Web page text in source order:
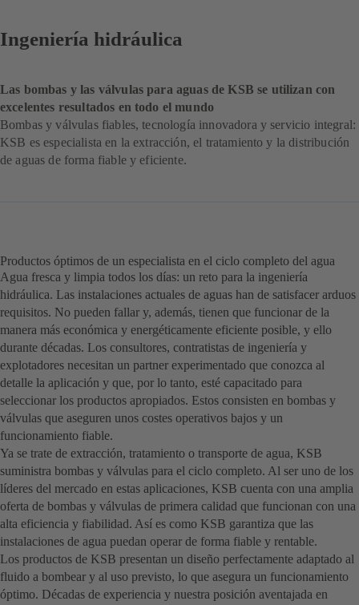
Ingeniería hidráulica
Las bombas y las válvulas para aguas de KSB se utilizan con
excelentes resultados en todo el mundo
Bombas y válvulas fiables, tecnología innovadora y servicio integral:
KSB es especialista en la extracción, el tratamiento y la distribución
de aguas de forma fiable y eficiente.
Productos óptimos de un especialista en el ciclo completo del agua
Agua fresca y limpia todos los días: un reto para la ingeniería
hidráulica. Las instalaciones actuales de aguas han de satisfacer arduos
requisitos. No pueden fallar y, además, tienen que funcionar de la
manera más económica y energéticamente eficiente posible, y ello
durante décadas. Los consultores, contratistas de ingeniería y
explotadores necesitan un partner experimentado que conozca al
detalle la aplicación y que, por lo tanto, esté capacitado para
seleccionar los productos apropiados. Estos consisten en bombas y
válvulas que aseguren unos costes operativos bajos y un
funcionamiento fiable.
Ya se trate de extracción, tratamiento o transporte de agua, KSB
suministra bombas y válvulas para el ciclo completo. Al ser uno de los
líderes del mercado en estas aplicaciones, KSB cuenta con una amplia
oferta de bombas y válvulas de primera calidad que funcionan con una
alta eficiencia y fiabilidad. Así es como KSB garantiza que las
instalaciones de agua puedan operar de forma fiable y rentable.
Los productos de KSB presentan un diseño perfectamente adaptado al
fluido a bombear y al uso previsto, lo que asegura un funcionamiento
óptimo. Décadas de experiencia y nuestra posición aventajada en